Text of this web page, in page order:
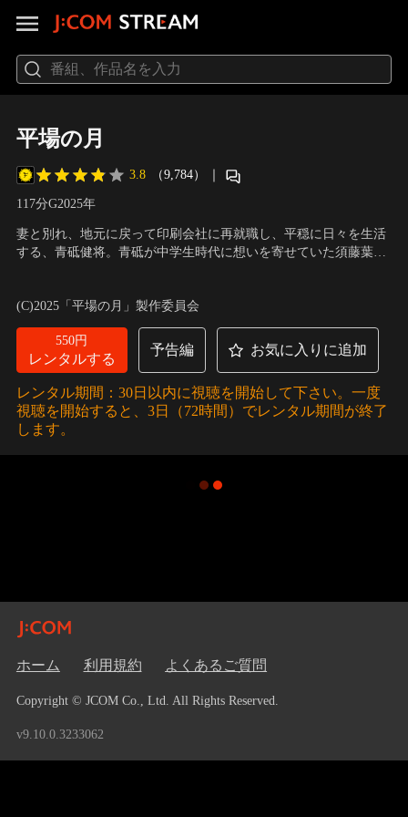
平場の月
3.8 （9,784） ｜
117分G2025年
妻と別れ、地元に戻って印刷会社に再就職し、平穏に日々を生活
する、青砥健将。青砥が中学生時代に想いを寄せていた須藤葉子
月を眺めていた須藤。
(C)2025「平場の月」製作委員会
550円
レンタルする
予告編 お気に入りに追加
レンタル期間：30日以内に視聴を開始して下さい。一度
視聴を開始すると、3日（72時間）でレンタル期間が終了
します。
ホーム 利用規約 よくあるご質問
Copyright © JCOM Co., Ltd. All Rights Reserved.
v9.10.0.3233062